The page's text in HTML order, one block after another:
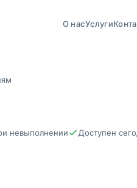
О насУслуги
невыполнении Доступен